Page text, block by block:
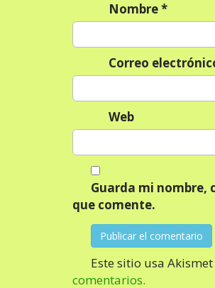
t
r
d
a
s
Nombre*
Correo
Web
Guarda mi nombre,
que comente.
Este sitio usa
comentarios.